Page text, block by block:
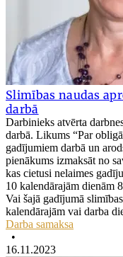
Slimības naudas
darbā
Darbinieks atvērta
darbā. Likums “Par
gadījumiem darbā un
pienākums izmaksāt no
kas cietusi nelaimes
10 kalendārajām dienām
Vai šajā gadījumā
kalendārajām vai darba
Darba samaksa
•
16.11.2023